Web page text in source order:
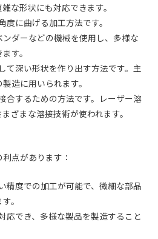
な形状にも対応できます。
に曲げる加工方法です。
ダーなどの機械を使用し、多様な
す。
て深い形状を作り出す方法です。主
造に用いられます。
合するための方法です。レーザー溶
ざまな溶接技術が使われます。
点があります：
精度での加工が可能で、微細な部品
。
応でき、多様な製品を製造すること